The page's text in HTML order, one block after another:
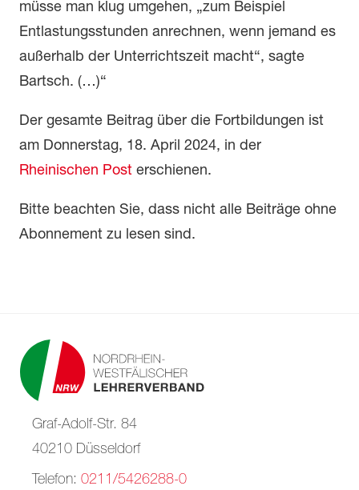
müsse man klug umgehen, „zum Beispiel
Entlastungsstunden anrechnen, wenn jemand es
außerhalb der Unterrichtszeit macht“, sagte
Bartsch. (…)“
Der gesamte Beitrag über die Fortbildungen ist
am Donnerstag, 18. April 2024, in der
Rheinischen Post erschienen.
Bitte beachten Sie, dass nicht alle Beiträge ohne
Abonnement zu lesen sind.
Graf-Adolf-Str. 84
40210 Düsseldorf
Telefon: 0211/5426288-0